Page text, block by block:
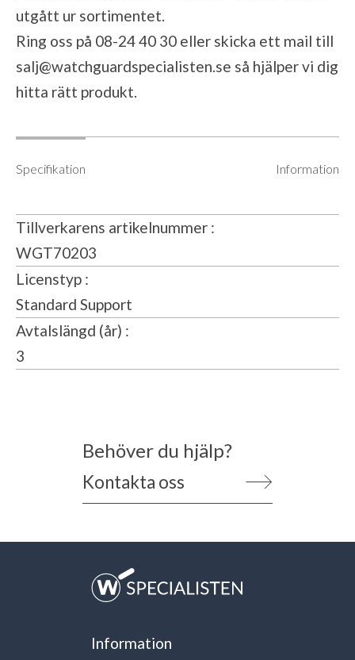
utgått ur sortimentet.
Ring oss på 08-24 40 30 eller skicka ett mail till
salj@watchguardspecialisten.se så hjälper vi dig
hitta rätt produkt.
Specifikation Information
Tillverkarens artikelnummer
WGT70203
Licenstyp
Standard Support
Avtalslängd (år)
3
Behöver du hjälp?
Kontakta oss
Information